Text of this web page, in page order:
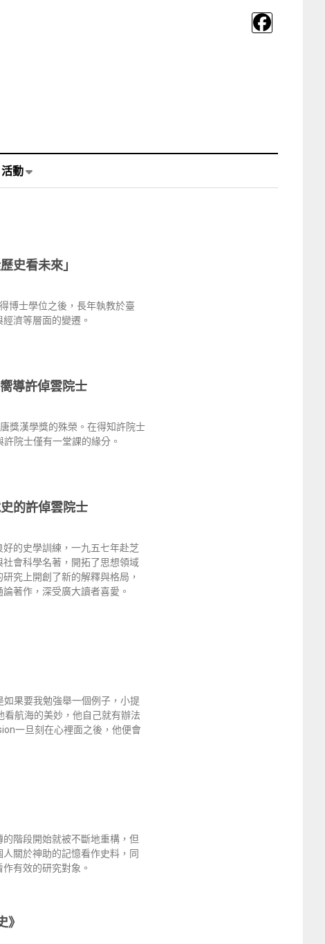
活動
史看未來」
博士學位之後，長年執教於臺
濟等層面的變遷。
導許倬雲院士
獎漢學獎的殊榮。在得知許院士
院士僅有一堂課的緣分。
的許倬雲院士
的史學訓練，一九五七年赴芝
會科學名著，開拓了思想領域
究上開創了新的解釋與格局，
著作，深受廣大讀者喜愛。
果要我勉強舉一個例子，小提
航海的美妙，他自己就有辦法
一旦刻在心裡面之後，他便會
階段開始就被不斷地重構，但
關於神助的記憶看作史料，同
有效的研究對象。